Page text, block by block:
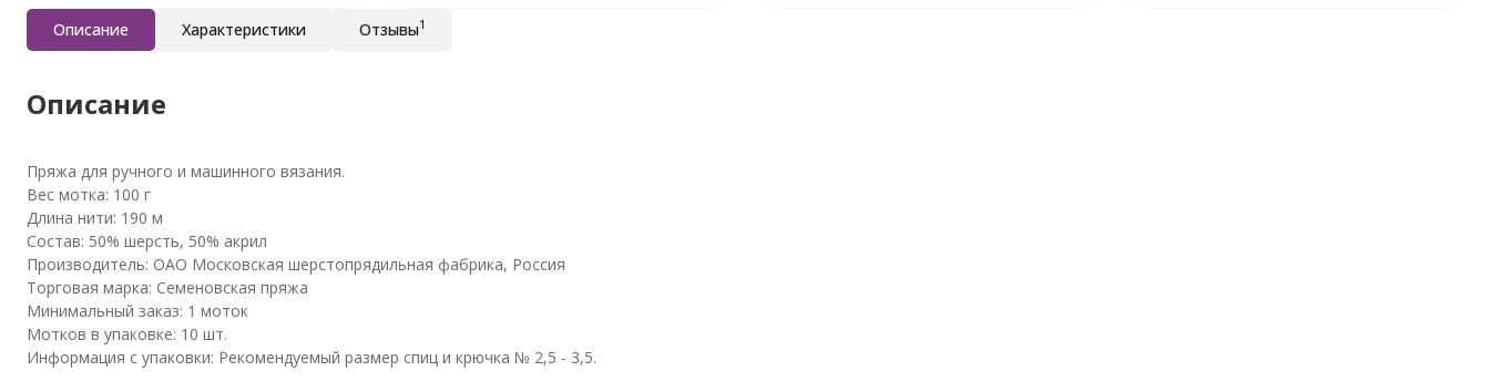
Описание Характеристики Отзывы1
Описание
Пряжа для ручного и машинного вязания.
Вес мотка: 100 г
Длина нити: 190 м
Состав: 50% шерсть, 50% акрил
Производитель: ОАО Московская шерстопрядильная фабрика, Россия
Торговая марка: Семеновская пряжа
Минимальный заказ: 1 моток
Мотков в упаковке: 10 шт.
Информация с упаковки: Рекомендуемый размер спиц и крючка № 2,5 - 3,5.